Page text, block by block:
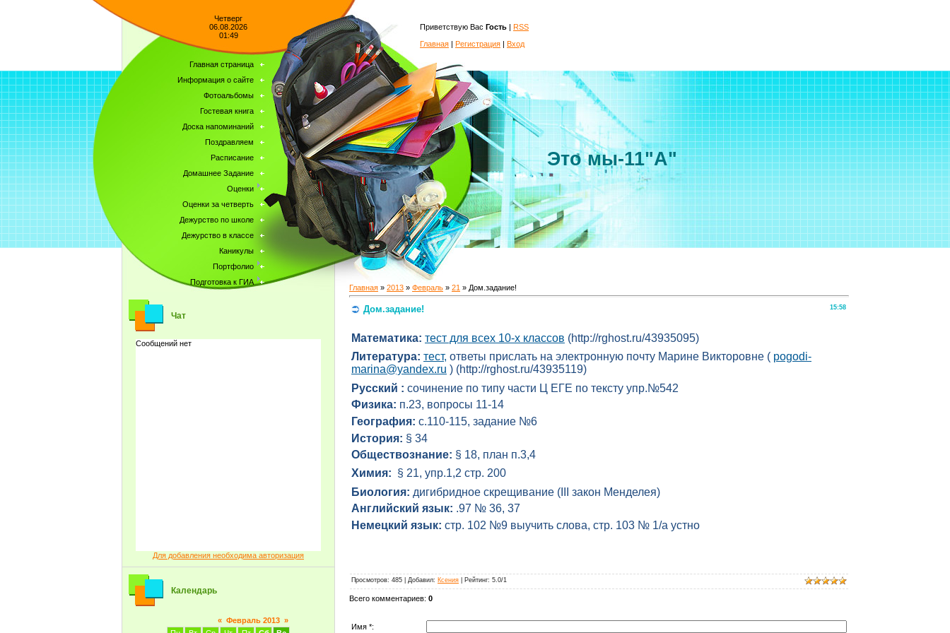
Четверг
06.08.2026
01:49
Главная страница
Информация о сайте
Фотоальбомы
Гостевая книга
Доска напоминаний
Поздравляем
Расписание
Домашнее Задание
Оценки
Оценки за четверть
Дежурство по школе
Дежурство в классе
Каникулы
Портфолио
Подготовка к ГИА
Чат
Для добавления необходима авторизация
Календарь
« Февраль 2013 »
Приветствую Вас Гость | RSS
Главная | Регистрация | Вход
Это мы-11"А"
Главная » 2013 » Февраль » 21 » Дом.задание!
15:58
Дом.задание!
Математика: тест для всех 10-х классов (http://rghost.ru/43935095)
Литература: тест, ответы прислать на электронную почту Марине Викторовне ( pogodi-
marina@yandex.ru ) (http://rghost.ru/43935119)
Русский : сочинение по типу части Ц ЕГЕ по тексту упр.№542
Физика: п.23, вопросы 11-14
География: с.110-115, задание №6
История: § 34
Обществознание: § 18, план п.3,4
Химия: § 21, упр.1,2 стр. 200
Биология: дигибридное скрещивание (III закон Менделея)
Английский язык: .97 № 36, 37
Немецкий язык: стр. 102 №9 выучить слова, стр. 103 № 1/а устно
Просмотров: 485 | Добавил: Ксения Рейтинг: 5.0/1
Всего комментариев: 0
Имя *: